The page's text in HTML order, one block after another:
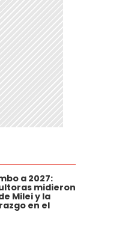
a 2027:
midieron
Milei y la
en el